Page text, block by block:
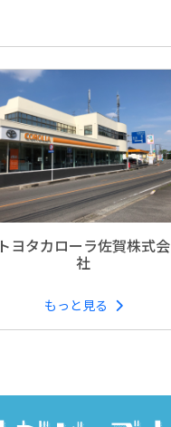
トヨタカローラ佐賀株式会
社
もっと見る